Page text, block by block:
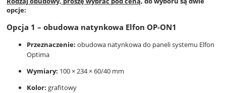
opcje:
Opcja 1 – obudowa natynkowa Elfon OP-ON1
Przeznaczenie: obudowa natynkowa do paneli systemu Elfon
Optima
Wymiary: 100 × 234 × 60/40 mm
Kolor: grafitowy